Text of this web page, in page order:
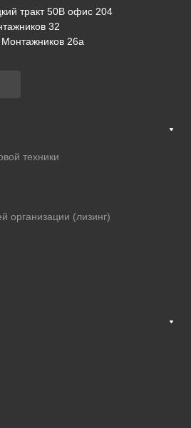
тракт 50В офис 204
32
Монтажников 26а
техники
(лизинг)